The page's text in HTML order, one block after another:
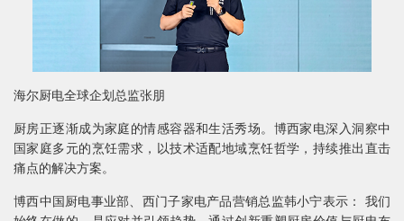
海尔厨电全球企划总监张朋
厨房正逐渐成为家庭的情感容器和生活秀场。博西家电深入洞察中
国家庭多元的烹饪需求，以技术适配地域烹饪哲学，持续推出直击
痛点的解决方案。
博西中国厨电事业部、西门子家电产品营销总监韩小宁表示： 我们